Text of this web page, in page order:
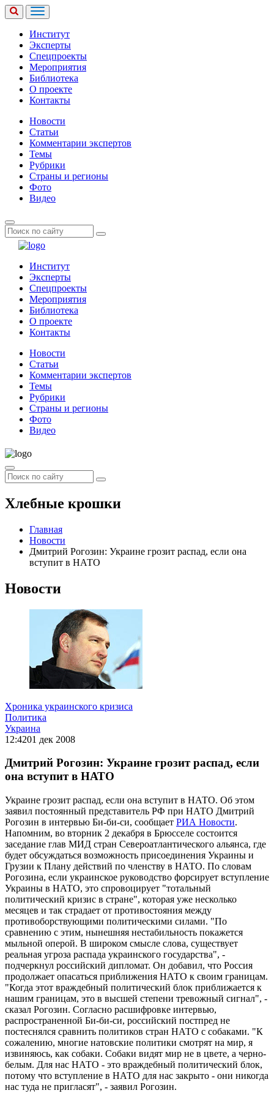
Институт
Эксперты
Спецпроекты
Мероприятия
Библиотека
О проекте
Контакты
Новости
Статьи
Комментарии экспертов
Темы
Рубрики
Страны и регионы
Фото
Видео
Институт
Эксперты
Спецпроекты
Мероприятия
Библиотека
О проекте
Контакты
Новости
Статьи
Комментарии экспертов
Темы
Рубрики
Страны и регионы
Фото
Видео
Хлебные крошки
Главная
Новости
Дмитрий Рогозин: Украине грозит распад, если она
вступит в НАТО
Новости
Хроника украинского кризиса
Политика
Украина
12:4201 дек 2008
Дмитрий Рогозин: Украине грозит распад, если
она вступит в НАТО
Украине грозит распад, если она вступит в НАТО. Об этом
заявил постоянный представитель РФ при НАТО Дмитрий
Рогозин в интервью Би-би-си, сообщает РИА Новости.
Напомним, во вторник 2 декабря в Брюсселе состоится
заседание глав МИД стран Североатлантического альянса, где
будет обсуждаться возможность присоединения Украины и
Грузии к Плану действий по членству в НАТО. По словам
Рогозина, если украинское руководство форсирует вступление
Украины в НАТО, это спровоцирует "тотальный
политический кризис в стране", которая уже несколько
месяцев и так страдает от противостояния между
противоборствующими политическими силами. "По
сравнению с этим, нынешняя нестабильность покажется
мыльной оперой. В широком смысле слова, существует
реальная угроза распада украинского государства", -
подчеркнул российский дипломат. Он добавил, что Россия
продолжает опасаться приближения НАТО к своим границам.
"Когда этот враждебный политический блок приближается к
нашим границам, это в высшей степени тревожный сигнал", -
сказал Рогозин. Согласно расшифровке интервью,
распространенной Би-би-си, российский постпред не
постеснялся сравнить политиков стран НАТО с собаками. "К
сожалению, многие натовские политики смотрят на мир, я
извиняюсь, как собаки. Собаки видят мир не в цвете, а черно-
белым. Для нас НАТО - это враждебный политический блок,
потому что вступление в НАТО для нас закрыто - они никогда
нас туда не пригласят", - заявил Рогозин.